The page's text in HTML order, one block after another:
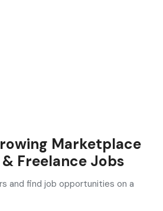
Marketplace
Freelance Jobs
and find job opportunities on a